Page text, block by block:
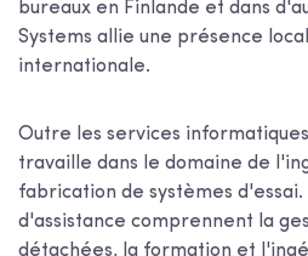
bureaux en Finlande et dans
Systems allie une présence
internationale.
Outre les services
travaille dans le domaine de
fabrication de systèmes d'essai.
d'assistance comprennent la
détachées, la formation et